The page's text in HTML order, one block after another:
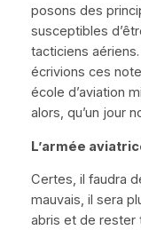
posons des
susceptibles
tacticiens aériens.
écrivions ces
école d’aviation
alors, qu’un jour
L’armée
Certes, il faudra
mauvais, il sera
abris et de rester